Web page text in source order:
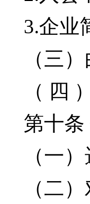
3.企业
（三
（ 四
第十条
（一
（二